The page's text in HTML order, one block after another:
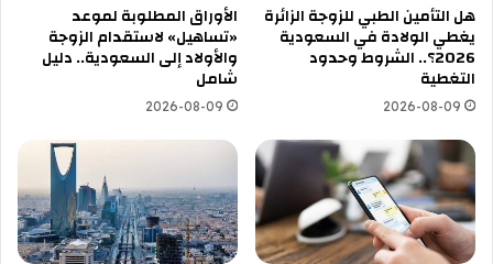
هل التأمين الطبي للزوجة الزائرة
يغطي الولادة في السعودية
2026؟.. الشروط وحدود
التغطية
2026-08-09
الأوراق المطلوبة لموعد
«تساهيل» لاستقدام الزوجة
والأولاد إلى السعودية.. دليل
شامل
2026-08-09